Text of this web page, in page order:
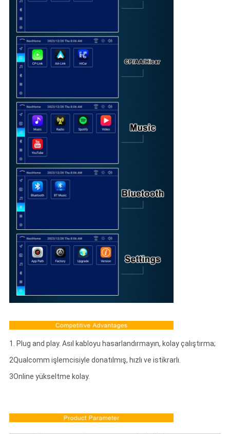
1. Plug and play. Asıl kabloyu hasarlandırmayın, kolay çalıştırma;
2Qualcomm işlemcisiyle donatılmış, hızlı ve istikrarlı.
3Online yükseltme kolay.